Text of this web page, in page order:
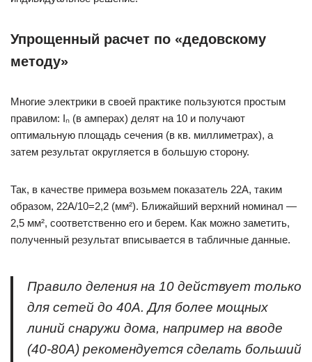
Упрощенный расчет по «дедовскому
методу»
Многие электрики в своей практике пользуются простым
правилом: Iₙ (в амперах) делят на 10 и получают
оптимальную площадь сечения (в кв. миллиметрах), а
затем результат округляется в большую сторону.
Так, в качестве примера возьмем показатель 22А, таким
образом, 22А/10=2,2 (мм²). Ближайший верхний номинал —
2,5 мм², соответственно его и берем. Как можно заметить,
полученный результат вписывается в табличные данные.
Правило деления на 10 действует только
для сетей до 40А. Для более мощных
линий снаружи дома, например на вводе
(40-80А) рекомендуется сделать больший